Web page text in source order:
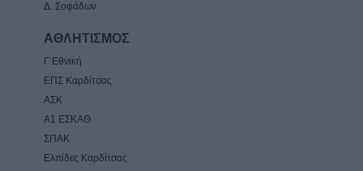
Δ. Σοφάδων
ΑΘΛΗΤΙΣΜΟΣ
Γ Εθνική
ΕΠΣ Καρδίτσας
ΑΣΚ
Α1 ΕΣΚΑΘ
ΣΠΑΚ
Ελπίδες Καρδίτσας